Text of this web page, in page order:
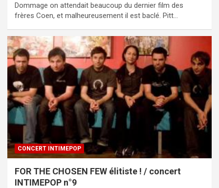
Dommage on attendait beaucoup du dernier film des
frères Coen, et malheureusement il est baclé. Pitt…
CONCERT INTIMEPOP
FOR THE CHOSEN FEW élitiste ! / concert
INTIMEPOP n°9